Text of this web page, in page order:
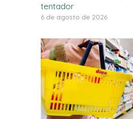
tentador
6 de agosto de 2026